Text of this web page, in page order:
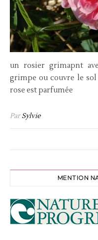
un rosier grimapnt
grimpe ou couvre le sol
rose est parfumée
ParSylvie
MENTION